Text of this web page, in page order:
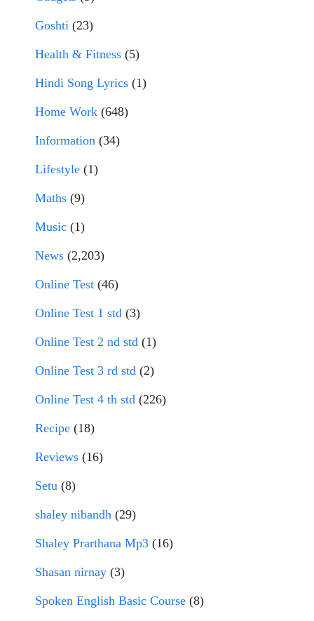
Goshti (23)
Health & Fitness (5)
Hindi Song Lyrics (1)
Home Work (648)
Information (34)
Lifestyle (1)
Maths (9)
Music (1)
News (2,203)
Online Test (46)
Online Test 1 std (3)
Online Test 2 nd std (1)
Online Test 3 rd std (2)
Online Test 4 th std (226)
Recipe (18)
Reviews (16)
Setu (8)
shaley nibandh (29)
Shaley Prarthana Mp3 (16)
Shasan nirnay (3)
Spoken English Basic Course (8)